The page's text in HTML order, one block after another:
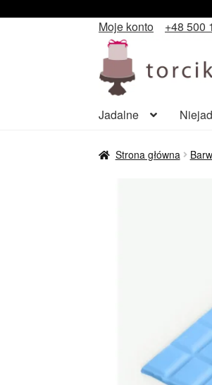
Moje konto
+48 500
Przejdź
do
nawigacji
Przejdź
do
treści
Jadalne
Strona główna